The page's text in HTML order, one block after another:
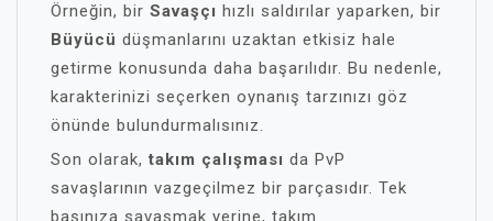
Örneğin, bir Savaşçı hızlı saldırılar yaparken, bir
Büyücü düşmanlarını uzaktan etkisiz hale
getirme konusunda daha başarılıdır. Bu nedenle,
karakterinizi seçerken oynanış tarzınızı göz
önünde bulundurmalısınız.
Son olarak,takım çalışması da PvP
savaşlarının vazgeçilmez bir parçasıdır. Tek
başınıza savaşmak yerine, takım